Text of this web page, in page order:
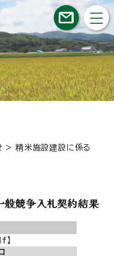
>精米施設建設に係る
競争入札契約結果
】